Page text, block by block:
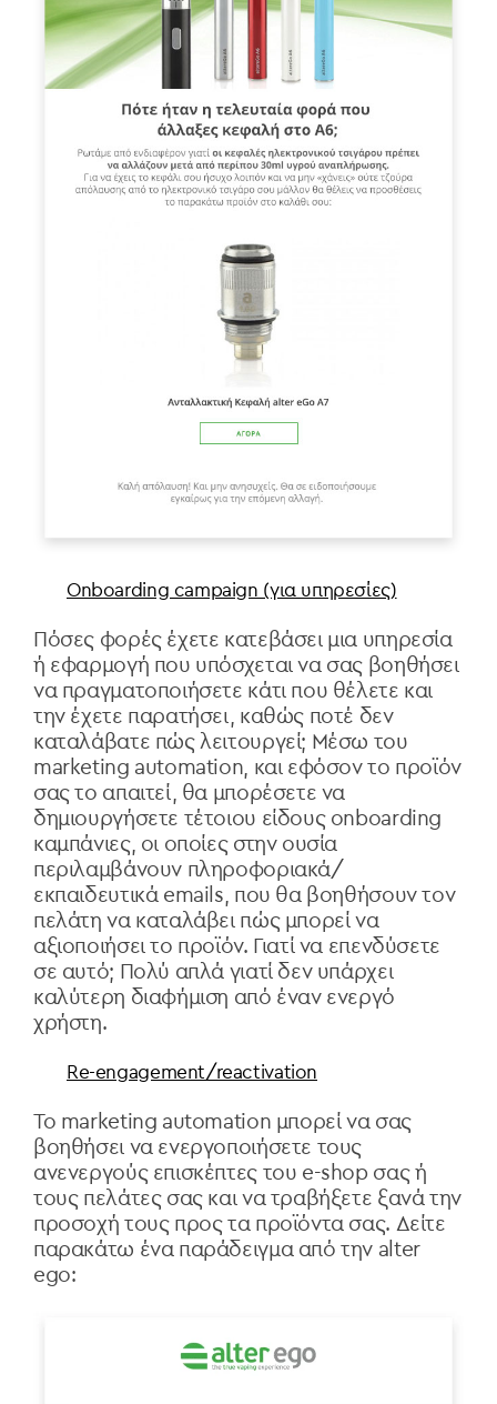
Onboarding campaign (για υπηρεσίες)
Πόσες φορές έχετε κατεβάσει μια υπηρεσία
ή εφαρμογή που υπόσχεται να σας βοηθήσει
να πραγματοποιήσετε κάτι που θέλετε και
την έχετε παρατήσει, καθώς ποτέ δεν
καταλάβατε πώς λειτουργεί; Μέσω του
marketing automation, και εφόσον το προϊόν
σας το απαιτεί, θα μπορέσετε να
δημιουργήσετε τέτοιου είδους onboarding
καμπάνιες, οι οποίες στην ουσία
περιλαμβάνουν πληροφοριακά/
εκπαιδευτικά emails, που θα βοηθήσουν τον
πελάτη να καταλάβει πώς μπορεί να
αξιοποιήσει το προϊόν. Γιατί να επενδύσετε
σε αυτό; Πολύ απλά γιατί δεν υπάρχει
καλύτερη διαφήμιση από έναν ενεργό
χρήστη.
Re-engagement/reactivation
Το marketing automation μπορεί να σας
βοηθήσει να ενεργοποιήσετε τους
ανενεργούς επισκέπτες του e-shop σας ή
τους πελάτες σας και να τραβήξετε ξανά την
προσοχή τους προς τα προϊόντα σας. Δείτε
παρακάτω ένα παράδειγμα από την alter
ego: